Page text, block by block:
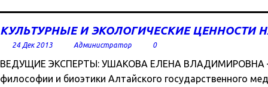
КУЛЬТУРНЫЕ И ЭКОЛОГИЧЕСКИЕ ЦЕННОСТИ
24 Дек 2013 Администратор 0
ВЕДУЩИЕ ЭКСПЕРТЫ: УШАКОВА ЕЛЕНА ВЛАДИМИРОВНА –
философии и биоэтики Алтайского государственного